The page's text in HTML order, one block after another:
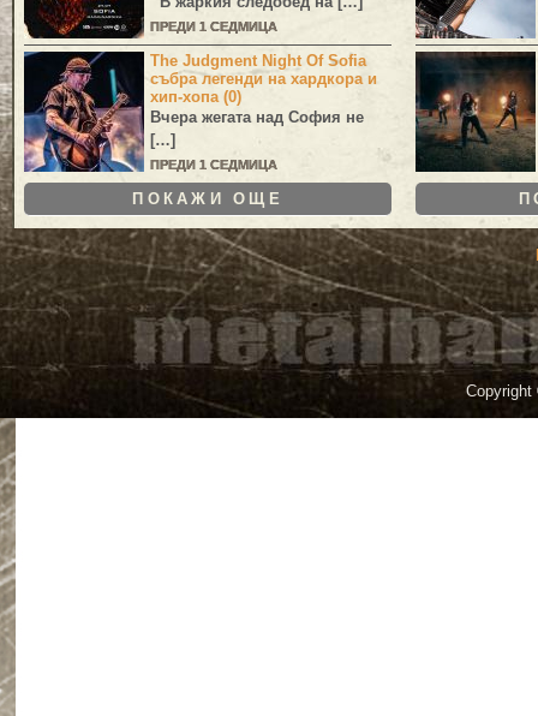
ПРЕДИ 1 СЕДМИЦА
The Judgment Night Of Sofia
събра легенди на хардкора и
хип-хопа (0)
Вчера жегата над София не
[…]
ПРЕДИ 1 СЕДМИЦА
ПОКАЖИ ОЩЕ